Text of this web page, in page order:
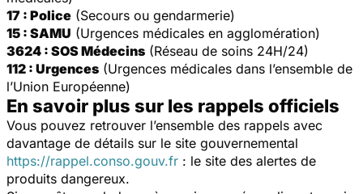
17 : Police (Secours ou gendarmerie)
15 : SAMU (Urgences médicales en agglomération)
3624 : SOS Médecins (Réseau de soins 24H/24)
112 : Urgences (Urgences médicales dans l’ensemble de
l’Union Européenne)
En savoir plus sur les rappels officiels
Vous pouvez retrouver l’ensemble des rappels avec
davantage de détails sur le site gouvernemental
https://rappel.conso.gouv.fr : le site des alertes de
produits dangereux.